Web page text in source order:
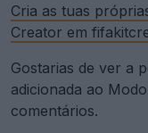
Cria as tuas
Creator em
Gostarias de ver a
adicionada ao
comentários.